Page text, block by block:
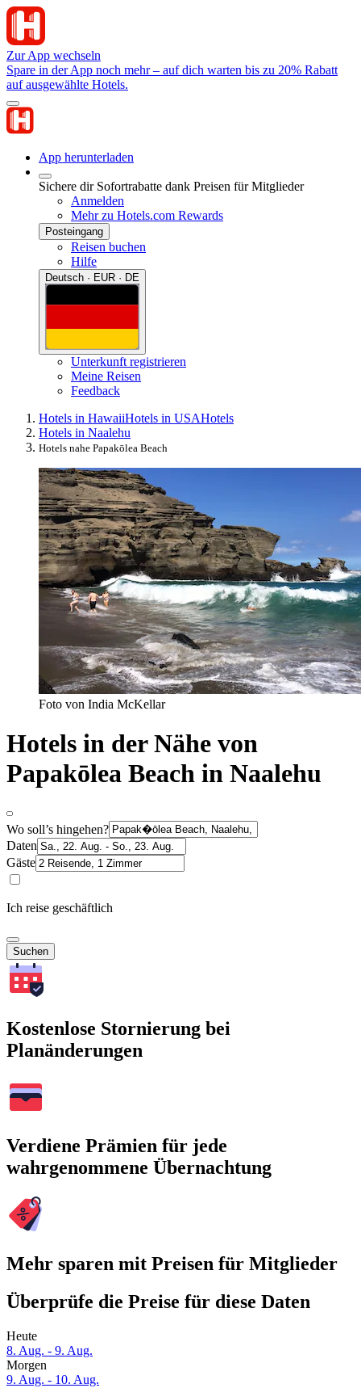
Zur App wechseln
Spare in der App noch mehr – auf dich warten bis zu 20% Rabatt
auf ausgewählte Hotels.
App herunterladen
Sichere dir Sofortrabatte dank Preisen für Mitglieder
Anmelden
Mehr zu Hotels.com Rewards
Posteingang
Reisen buchen
Hilfe
Deutsch · EUR · DE
Unterkunft registrieren
Meine Reisen
Feedback
Hotels in HawaiiHotels in USAHotels
Hotels in Naalehu
Hotels nahe Papakōlea Beach
Foto von India McKellar
Hotels in der Nähe von
Papakōlea Beach in Naalehu
Wo soll’s hingehen?
Daten
Gäste
Ich reise geschäftlich
Suchen
Kostenlose Stornierung bei
Planänderungen
Verdiene Prämien für jede
wahrgenommene Übernachtung
Mehr sparen mit Preisen für Mitglieder
Überprüfe die Preise für diese Daten
Heute
8. Aug. - 9. Aug.
Morgen
9. Aug. - 10. Aug.